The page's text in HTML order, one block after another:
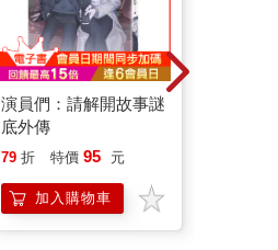
演員們：請解開故事謎
底外傳
79 折 特價 95 元
加入購物車